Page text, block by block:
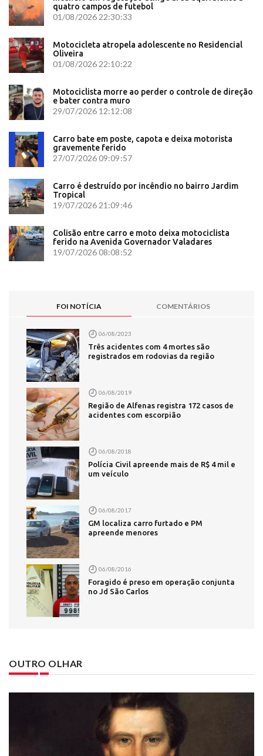
quatro campos de futebol
01/08/2026 22:30:33
Motocicleta atropela adolescente no Residencial
Oliveira
01/08/2026 22:10:22
Motociclista morre ao perder o controle de direção
e bater contra muro
29/07/2026 12:12:08
Carro bate em poste, capota e deixa motorista
gravemente ferido
27/07/2026 09:09:57
Carro é destruído por incêndio no bairro Jardim
Tropical
19/07/2026 21:09:46
Colisão entre carro e moto deixa motociclista
ferido na Avenida Governador Valadares
19/07/2026 08:08:52
FOI NOTÍCIA COMENTÁRIOS
06/08/2023
Três acidentes com 4 mortes são
registrados em rodovias da região
06/08/2019
Região de Alfenas registra 172 casos de
acidentes com escorpião
06/08/2018
Polícia Civil apreende mais de R$ 4 mil e
um veículo
06/08/2017
GM localiza carro furtado e PM
apreende menores
06/08/2016
Foragido é preso em operação conjunta
no Jd São Carlos
OUTRO OLHAR